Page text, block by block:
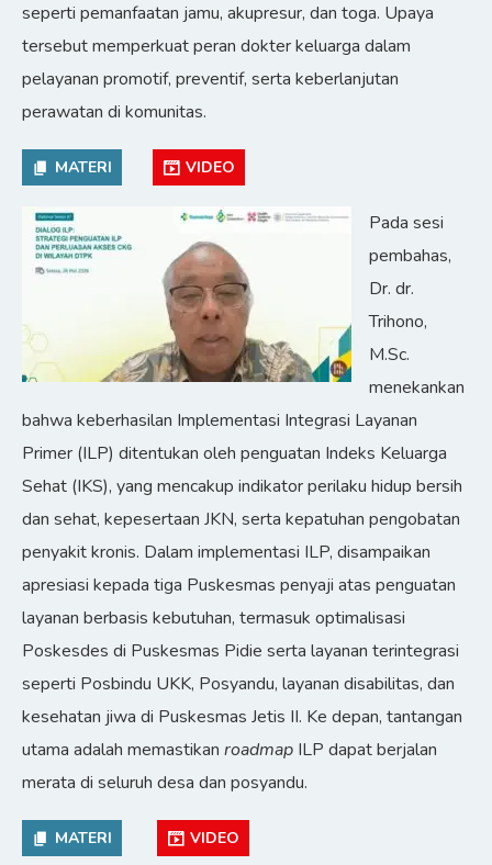
seperti pemanfaatan jamu, akupresur, dan toga. Upaya
tersebut memperkuat peran dokter keluarga dalam
pelayanan promotif, preventif, serta keberlanjutan
perawatan di komunitas.
MATERI VIDEO
Pada sesi
pembahas,
Dr. dr.
Trihono,
M.Sc.
menekankan
bahwa keberhasilan Implementasi Integrasi Layanan
Primer (ILP) ditentukan oleh penguatan Indeks Keluarga
Sehat (IKS), yang mencakup indikator perilaku hidup bersih
dan sehat, kepesertaan JKN, serta kepatuhan pengobatan
penyakit kronis. Dalam implementasi ILP, disampaikan
apresiasi kepada tiga Puskesmas penyaji atas penguatan
layanan berbasis kebutuhan, termasuk optimalisasi
Poskesdes di Puskesmas Pidie serta layanan terintegrasi
seperti Posbindu UKK, Posyandu, layanan disabilitas, dan
kesehatan jiwa di Puskesmas Jetis II. Ke depan, tantangan
utama adalah memastikan roadmap ILP dapat berjalan
merata di seluruh desa dan posyandu.
MATERI VIDEO